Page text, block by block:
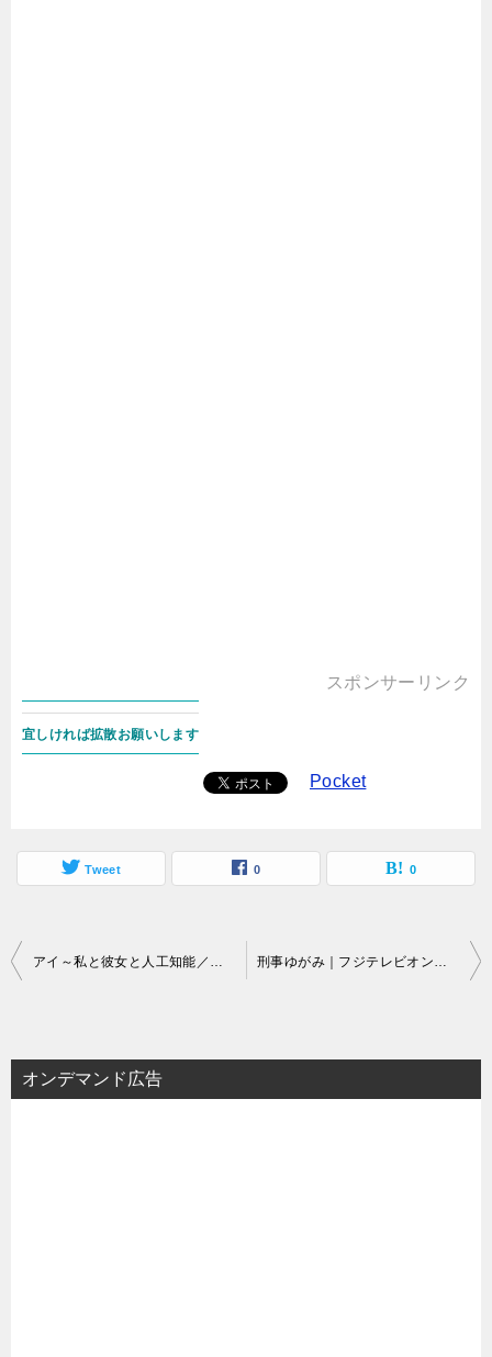
スポンサーリンク
宜しければ拡散お願いします
Pocket
Tweet 0 0
投
ビ
ゲ
アイ～私と彼女と人工知能／フジテレビオンデマンド 刑事ゆがみ｜フジテレビオンデマンド
オンデマンド広告